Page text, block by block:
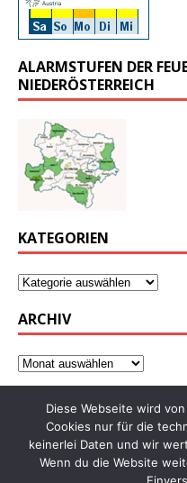
ALARMSTUFEN DER
NIEDERÖSTERREICH
KATEGORIEN
ARCHIV
Diese Webseite wird
Cookies nur für die
keinerlei Daten und wir
Wenn du die Website